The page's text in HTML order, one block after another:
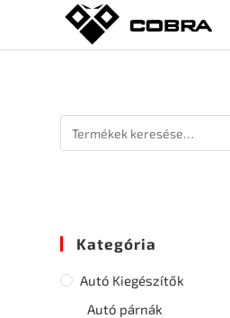
Kategória
Autó Kiegészítők
Autó párnák